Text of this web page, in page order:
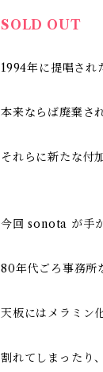
SOLD OUT
1994年に提唱され
本来ならば廃棄さ
それらに新たな付
今回 sonota が手
80年代ごろ事務所
天板にはメラミン
割れてしまったり